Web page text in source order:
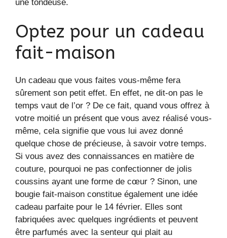
une tondeuse.
Optez pour un cadeau
fait-maison
Un cadeau que vous faites vous-même fera
sûrement son petit effet. En effet, ne dit-on pas le
temps vaut de l’or ? De ce fait, quand vous offrez à
votre moitié un présent que vous avez réalisé vous-
même, cela signifie que vous lui avez donné
quelque chose de précieuse, à savoir votre temps.
Si vous avez des connaissances en matière de
couture, pourquoi ne pas confectionner de jolis
coussins ayant une forme de cœur ? Sinon, une
bougie fait-maison constitue également une idée
cadeau parfaite pour le 14 février. Elles sont
fabriquées avec quelques ingrédients et peuvent
être parfumés avec la senteur qui plait au